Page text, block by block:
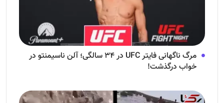
مرگ ناگهانی فایتر UFC در ۳۴ سالگی؛ آلن ناسیمنتو در
خواب درگذشت!